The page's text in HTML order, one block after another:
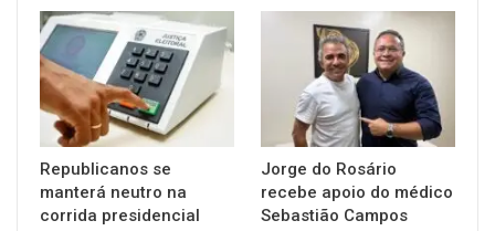
Republicanos se
manterá neutro na
corrida presidencial
Jorge do Rosário
recebe apoio do médico
Sebastião Campos